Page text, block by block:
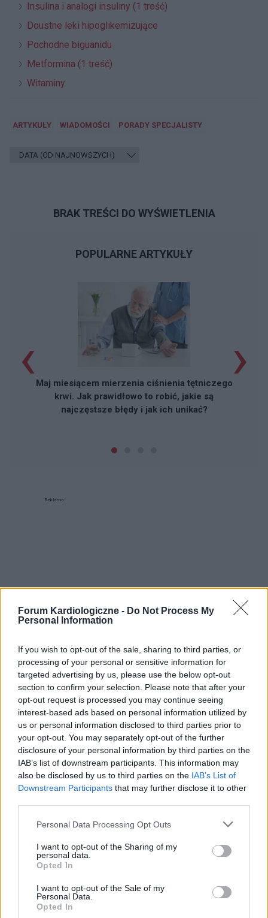
Forum Kardiologiczne - Do Not Process My
Personal Information
If you wish to opt-out of the sale, sharing to third parties, or
processing of your personal or sensitive information for
targeted advertising by us, please use the below opt-out
section to confirm your selection. Please note that after your
opt-out request is processed you may continue seeing
interest-based ads based on personal information utilized by
us or personal information disclosed to third parties prior to
your opt-out. You may separately opt-out of the further
disclosure of your personal information by third parties on the
IAB’s list of downstream participants. This information may
also be disclosed by us to third parties on the IAB’s List of
Downstream Participants that may further disclose it to other
Personal Data Processing Opt Outs
I want to opt-out of the Sharing of my
personal data.
Opted In
I want to opt-out of the Sale of my
Personal Data.
Opted In
Insulina i analogi insuliny (1 treść)
Doustne leki hipoglikemizujące
Pochodne biguanidu
Metformina (1 treść)
Witaminy
ARTYKUŁY WIADOMOŚCI PORADY SPECJALISTY
BRAK TREŚCI DO WYŚWIETLENIA
POPULARNE ARTYKUŁY
Maj miesiącem mierzenia ciśnienia tętniczego
krwi. Jak prawidłowo to robić, jakie są
najczęstsze błędy i jak ich unikać?
‹ ›
Reklama: